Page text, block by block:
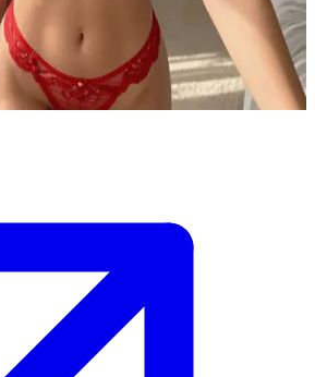
で、今日のお出かけに着ていく服を選
は彼女の彼氏として、ファッションの
一緒に準備をしたりしています。